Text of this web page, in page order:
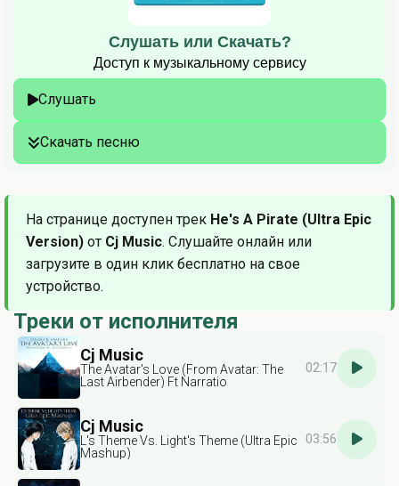
Слушать или Скачать?
Доступ к музыкальному сервису
Слушать
Скачать песню
На странице доступен трек He's A Pirate (Ultra Epic
Version) от Cj Music. Слушайте онлайн или
загрузите в один клик бесплатно на свое
устройство.
Треки от исполнителя
Cj Music
The Avatar's Love (From Avatar: The
Last Airbender) Ft Narratio
02:17
Cj Music
L's Theme Vs. Light's Theme (Ultra Epic
Mashup)
03:56